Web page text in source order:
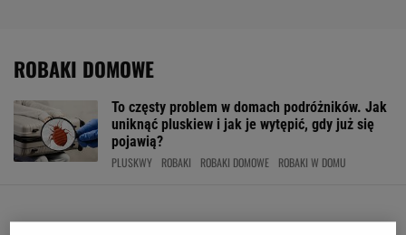
ROBAKI DOMOWE
To częsty problem w domach podróżników. Jak
uniknąć pluskiew i jak je wytępić, gdy już się
pojawią?
PLUSKWY ROBAKI ROBAKI DOMOWE ROBAKI W DOMU